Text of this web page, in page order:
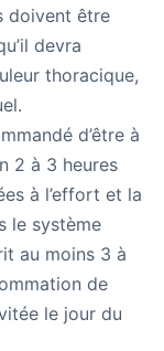
doivent être
devra
thoracique,
d’être à
2 à 3 heures
à l’effort et la
le système
au moins 3 à
de
le jour du